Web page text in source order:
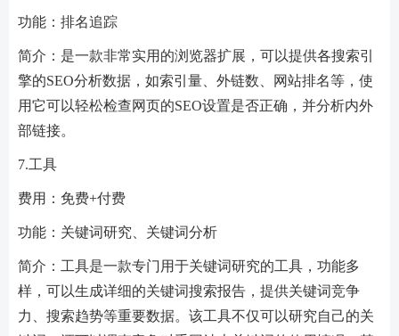
功能：排名追踪
简介：是一款非常实用的浏览器扩展，可以提供各搜索引
擎的SEO分析数据，如索引量、外链数、网站排名等，使
用它可以轻松检查网页的SEO设置是否正确，并分析内外
部链接。
7.工具
费用：免费+付费
功能：关键词研究、关键词分析
简介：工具是一款专门用于关键词研究的工具，功能多
样，可以生成详细的关键词搜索报告，提供关键词竞争
力、搜索趋势等重要数据。该工具不仅可以研究自己的关